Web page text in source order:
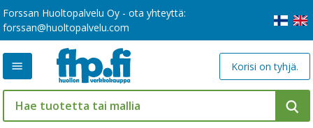
Forssan Huoltopalvelu Oy - ota yhteyttä:
forssan@huoltopalvelu.com
Korisi on tyhjä.